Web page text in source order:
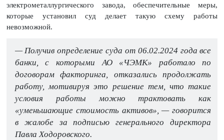
электрометаллургического завода, обеспечительные меры,
которые установил суд делает такую схему работы
невозможной.
— Получив определение суда от 06.02.2024 года все
банки, с которыми АО «ЧЭМК» работало по
договорам факторинга, отказались продолжать
работу, мотивируя это решение тем, что такие
условия работы можно трактовать как
«уменьшающие стоимость активов», — говорится
в жалобе за подписью генерального директора
Павла Ходоровского.